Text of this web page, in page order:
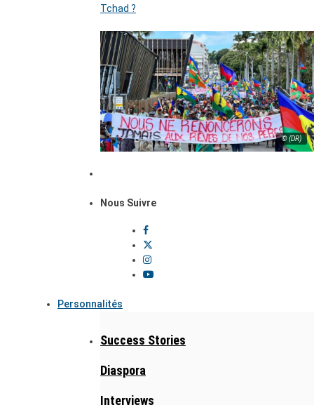
Tchad ?
© (DR)
Nous Suivre
Personnalités
Success Stories
Diaspora
Interviews